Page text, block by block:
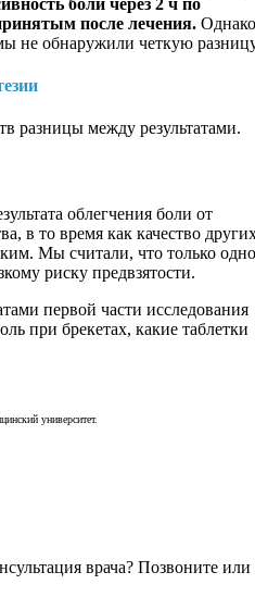
после лечения. Однако
не обнаружили четкую
разницы между результатами.
облегчения боли от
в то время как качество
Мы считали, что только одно
риску предвзятости.
первой части исследования
при брекетах, какие таблетки
университет.
врача? Позвоните или